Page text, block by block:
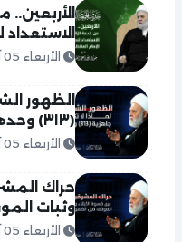
الأربعين..
الأربعاء 05 آب 2026
الظهور
(٣١٣) وحدها؟
الأربعاء 05 آب 2026
حراك
وثبات
الأربعاء 05 آب 2026